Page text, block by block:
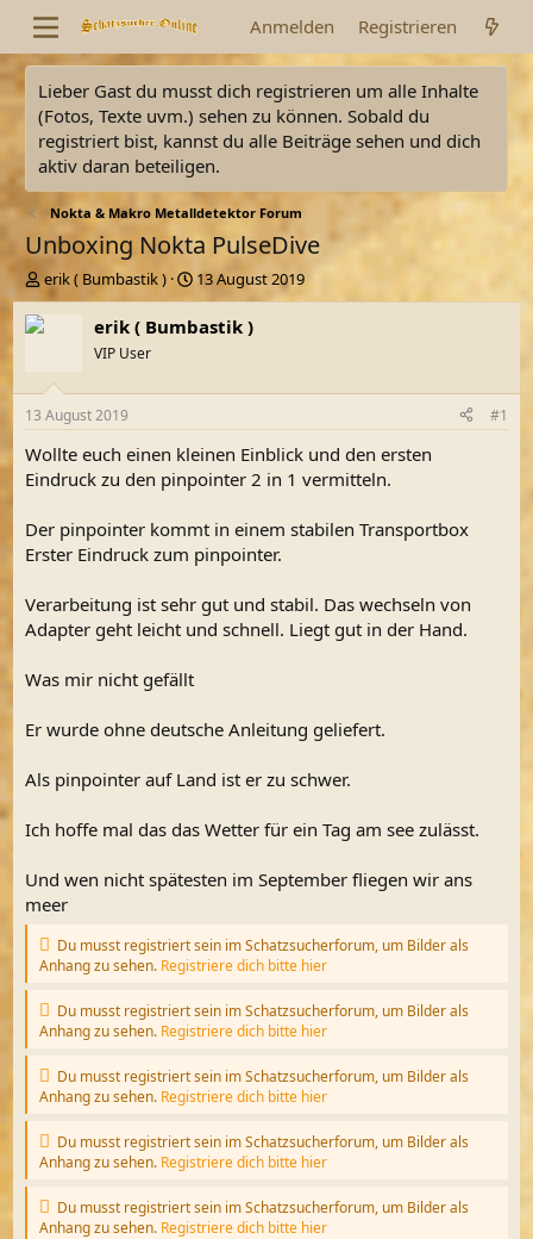
Anmelden Registrieren
Lieber Gast du musst dich registrieren um alle Inhalte
(Fotos, Texte uvm.) sehen zu können. Sobald du
registriert bist, kannst du alle Beiträge sehen und dich
aktiv daran beteiligen.
Nokta & Makro Metalldetektor Forum
Unboxing Nokta PulseDive
E
r
s
e
r
erik ( Bumbastik )
E
r
s
t
a
m
13 August 2019
erik ( Bumbastik )
VIP User
13 August 2019 #1
Wollte euch einen kleinen Einblick und den ersten
Eindruck zu den pinpointer 2 in 1 vermitteln.
Der pinpointer kommt in einem stabilen Transportbox
Erster Eindruck zum pinpointer.
Verarbeitung ist sehr gut und stabil. Das wechseln von
Adapter geht leicht und schnell. Liegt gut in der Hand.
Was mir nicht gefällt
Er wurde ohne deutsche Anleitung geliefert.
Als pinpointer auf Land ist er zu schwer.
Ich hoffe mal das das Wetter für ein Tag am see zulässt.
Und wen nicht spätesten im September fliegen wir ans
meer
Du musst registriert sein im Schatzsucherforum, um Bilder als
Anhang zu sehen. Registriere dich bitte hier
Du musst registriert sein im Schatzsucherforum, um Bilder als
Anhang zu sehen. Registriere dich bitte hier
Du musst registriert sein im Schatzsucherforum, um Bilder als
Anhang zu sehen. Registriere dich bitte hier
Du musst registriert sein im Schatzsucherforum, um Bilder als
Anhang zu sehen. Registriere dich bitte hier
Du musst registriert sein im Schatzsucherforum, um Bilder als
Anhang zu sehen. Registriere dich bitte hier